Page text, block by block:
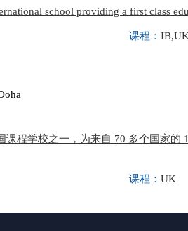
school providing a first class
课程：
课程学校之一，为来自 70 多个国家的
课程： UK